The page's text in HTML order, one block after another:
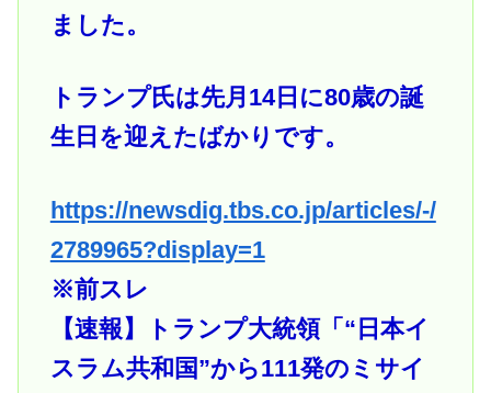
ました。
トランプ氏は先月14日に80歳の誕
生日を迎えたばかりです。
https://newsdig.tbs.co.jp/articles/-/
2789965?display=1
※前スレ
【速報】トランプ大統領「“日本イ
スラム共和国”から111発のミサイ